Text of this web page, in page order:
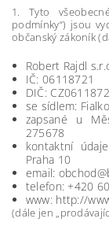
1. Tyto
podmínky“) jsou
občanský zákoník
Robert Rajdl
IČ: 06118721
DIČ:
se sídlem:
zapsané u
275678
kontaktní
Praha 10
email:
telefon: +420
www: http://
(dále jen